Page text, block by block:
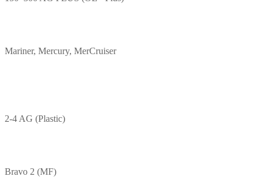
Mariner, Mercury, MerCruiser
2-4 AG (Plastic)
Bravo 2 (MF)